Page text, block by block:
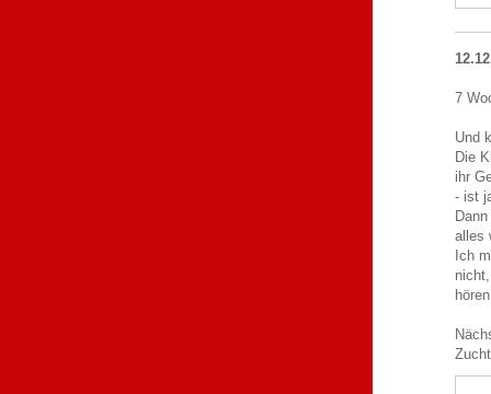
7
Und
Die
ihr
- ist
alles
Ich